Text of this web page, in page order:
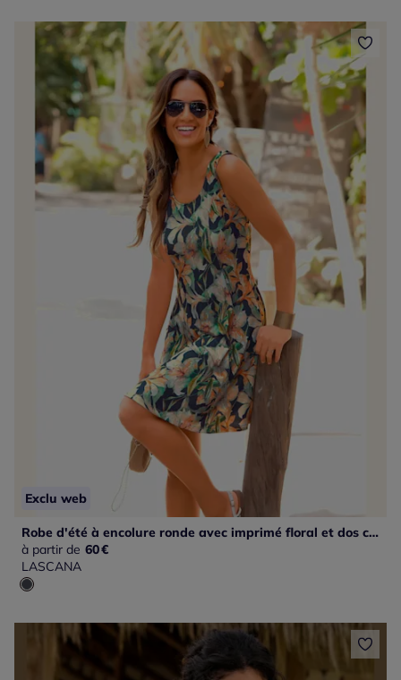
Exclu web
Robe d'été à encolure ronde avec imprimé floral et dos croisé
à partir de 60€
LASCANA